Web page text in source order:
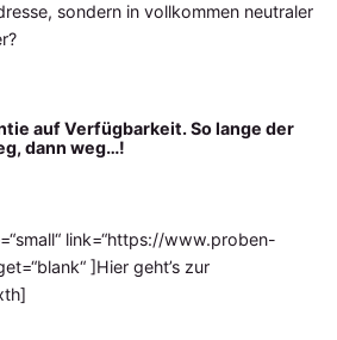
sondern in vollkommen neutraler
auf Verfügbarkeit. So lange der
dann weg…!
link=“https://www.proben-
]Hier geht’s zur